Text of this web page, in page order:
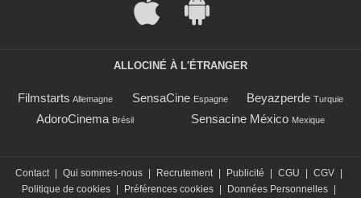
ALLOCINÉ À L'ÉTRANGER
Filmstarts Allemagne SensaCine Espagne Beyazperde Turquie
AdoroCinema Brésil Sensacine México Mexique
Contact Qui sommes-nous Recrutement Publicité CGU CGV
Politique de cookies
Préférences cookies Données Personnelles